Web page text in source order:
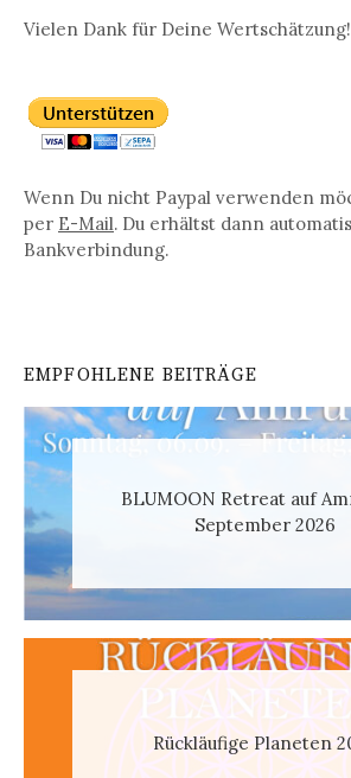
Vielen Dank für Deine Wertschätzung!
Wenn Du nicht Paypal verwenden
per E-Mail. Du erhältst dann
Bankverbindung.
EMPFOHLENE BEITRÄGE
BLUMOON Retreat auf
September 2026
Rückläufige Planeten